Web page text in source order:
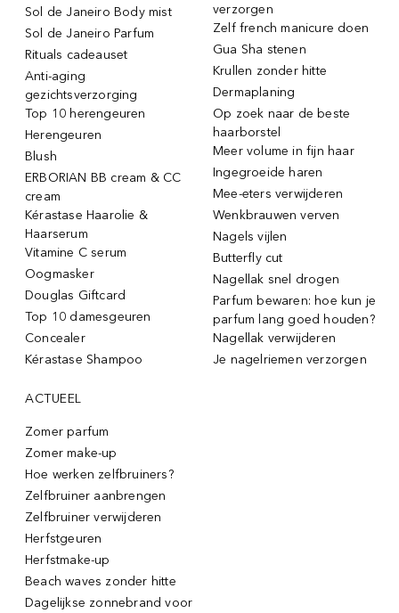
Sol de Janeiro Body mist
Sol de Janeiro Parfum
Rituals cadeauset
Anti-aging
gezichtsverzorging
Top 10 herengeuren
Herengeuren
Blush
ERBORIAN BB cream & CC
cream
Kérastase Haarolie &
Haarserum
Vitamine C serum
Oogmasker
Douglas Giftcard
Top 10 damesgeuren
Concealer
Kérastase Shampoo
verzorgen
Zelf french manicure doen
Gua Sha stenen
Krullen zonder hitte
Dermaplaning
Op zoek naar de beste
haarborstel
Meer volume in fijn haar
Ingegroeide haren
Mee-eters verwijderen
Wenkbrauwen verven
Nagels vijlen
Butterfly cut
Nagellak snel drogen
Parfum bewaren: hoe kun je
parfum lang goed houden?
Nagellak verwijderen
Je nagelriemen verzorgen
ACTUEEL
Zomer parfum
Zomer make-up
Hoe werken zelfbruiners?
Zelfbruiner aanbrengen
Zelfbruiner verwijderen
Herfstgeuren
Herfstmake-up
Beach waves zonder hitte
Dagelijkse zonnebrand voor